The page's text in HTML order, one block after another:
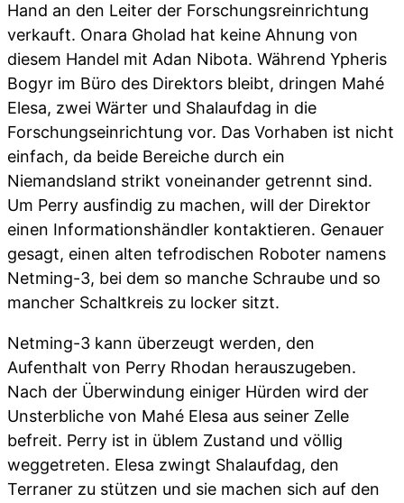
Hand an den Leiter der Forschungsreinrichtung
verkauft. Onara Gholad hat keine Ahnung von
diesem Handel mit Adan Nibota. Während Ypheris
Bogyr im Büro des Direktors bleibt, dringen Mahé
Elesa, zwei Wärter und Shalaufdag in die
Forschungseinrichtung vor. Das Vorhaben ist nicht
einfach, da beide Bereiche durch ein
Niemandsland strikt voneinander getrennt sind.
Um Perry ausfindig zu machen, will der Direktor
einen Informationshändler kontaktieren. Genauer
gesagt, einen alten tefrodischen Roboter namens
Netming-3, bei dem so manche Schraube und so
mancher Schaltkreis zu locker sitzt.
Netming-3 kann überzeugt werden, den
Aufenthalt von Perry Rhodan herauszugeben.
Nach der Überwindung einiger Hürden wird der
Unsterbliche von Mahé Elesa aus seiner Zelle
befreit. Perry ist in üblem Zustand und völlig
weggetreten. Elesa zwingt Shalaufdag, den
Terraner zu stützen und sie machen sich auf den